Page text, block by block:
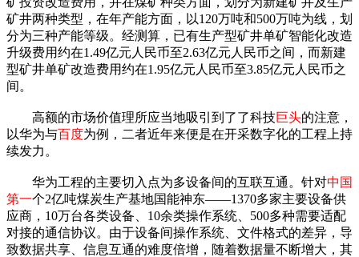
矿井两种类型，在年产能方面，以120万吨和500万吨为线，划
分为三种产能等级。经测算，已有生产型矿井单矿智能化改造
升级费用约在1.49亿元人民币至2.63亿元人民币之间，而新建
型矿井单矿改造费用约在1.95亿元人民币至3.85亿元人民币之
间。
高额的市场价值理所应当地吸引到了了科技巨头的注意，
以华为与百度为例，二者近年来便是在开采数字化的工程上持
续发力。
华为工程的主要切入点为多设备间的互联互通。针对中国
第一个2亿吨煤炭生产基地国能神东——1370多家主要设备供
应商，10万台各类设备、10余类操作系统、500多种需要适配
对接的通信协议。由于设备间操作系统、文件格式的差异，导
致数据共享、信息互通的难度倍增，随着数据量不断增大，其